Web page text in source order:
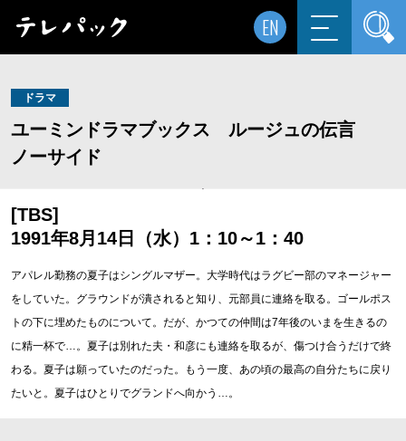
EN
ドラマ
ユーミンドラマブックス ルージュの伝言
ノーサイド
[TBS]
1991年8月14日（水）1：10～1：40
アパレル勤務の夏子はシングルマザー。大学時代はラグビー部のマネージャー
をしていた。グラウンドが潰されると知り、元部員に連絡を取る。ゴールポス
トの下に埋めたものについて。だが、かつての仲間は7年後のいまを生きるの
に精一杯で…。夏子は別れた夫・和彦にも連絡を取るが、傷つけ合うだけで終
わる。夏子は願っていたのだった。もう一度、あの頃の最高の自分たちに戻り
たいと。夏子はひとりでグランドへ向かう…。